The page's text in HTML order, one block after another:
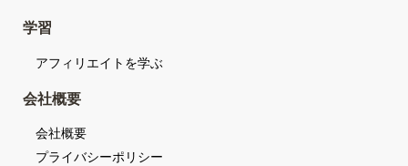
学習
アフィリエイトを学ぶ
会社概要
会社概要
プライバシーポリシー